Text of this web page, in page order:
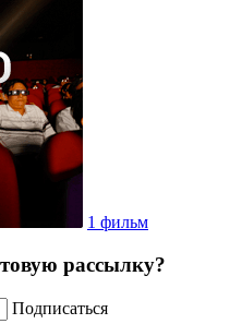
1 фильм
рассылку?
Подписаться